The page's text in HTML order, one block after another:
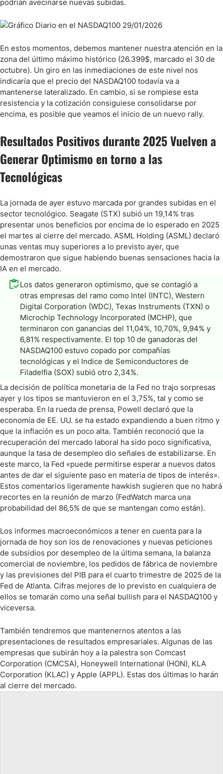
podrían avecinarse nuevas subidas.
En estos momentos, debemos mantener nuestra atención en la
zona del último máximo histórico (26.399$, marcado el 30 de
octubre). Un giro en las inmediaciones de este nivel nos
indicaría que el precio del NASDAQ100 todavía va a
mantenerse lateralizado. En cambio, si se rompiese esta
resistencia y la cotización consiguiese consolidarse por
encima, es posible que veamos el inicio de un nuevo rally.
Resultados Positivos durante 2025 Vuelven a
Generar Optimismo en torno a las
Tecnológicas
La jornada de ayer estuvo marcada por grandes subidas en el
sector tecnológico. Seagate (STX) subió un 19,14% tras
presentar unos beneficios por encima de lo esperado en 2025
el martes al cierre del mercado. ASML Holding (ASML) declaró
unas ventas muy superiores a lo previsto ayer, que
demostraron que sigue habiendo buenas sensaciones hacia la
IA en el mercado.
Los datos generaron optimismo, que se contagió a
otras empresas del ramo como Intel (INTC), Western
Digital Corporation (WDC), Texas Instruments (TXN) o
Microchip Technology Incorporated (MCHP), que
terminaron con ganancias del 11,04%, 10,70%, 9,94% y
6,81% respectivamente. El top 10 de ganadoras del
NASDAQ100 estuvo copado por compañías
tecnológicas y el Indice de Semiconductores de
Filadelfia (SOX) subió otro 2,34%.
La decisión de política monetaria de la Fed no trajo sorpresas
ayer y los tipos se mantuvieron en el 3,75%, tal y como se
esperaba. En la rueda de prensa, Powell declaró que la
economía de EE. UU. se ha estado expandiendo a buen ritmo y
que la inflación es un poco alta. También reconoció que la
recuperación del mercado laboral ha sido poco significativa,
aunque la tasa de desempleo dio señales de estabilizarse. En
este marco, la Fed «puede permitirse esperar a nuevos datos
antes de dar el siguiente paso en materia de tipos de interés».
Estos comentarios ligeramente hawkish sugieren que no habrá
recortes en la reunión de marzo (FedWatch marca una
probabilidad del 86,5% de que se mantengan como están).
Los informes macroeconómicos a tener en cuenta para la
jornada de hoy son los de renovaciones y nuevas peticiones
de subsidios por desempleo de la última semana, la balanza
comercial de noviembre, los pedidos de fábrica de noviembre
y las previsiones del PIB para el cuarto trimestre de 2025 de la
Fed de Atlanta. Cifras mejores de lo previsto en cualquiera de
ellos se tomarán como una señal bullish para el NASDAQ100 y
viceversa.
También tendremos que mantenernos atentos a las
presentaciones de resultados empresariales. Algunas de las
empresas que subirán hoy a la palestra son Comcast
Corporation (CMCSA), Honeywell International (HON), KLA
Corporation (KLAC) y Apple (APPL). Estas dos últimas lo harán
al cierre del mercado.